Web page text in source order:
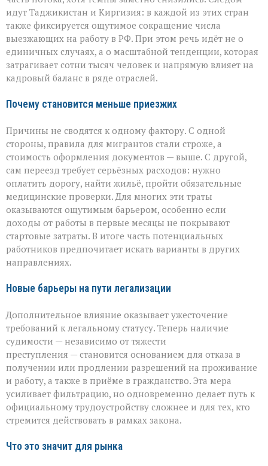
идут Таджикистан и Киргизия: в каждой из этих стран
также фиксируется ощутимое сокращение числа
выезжающих на работу в РФ. При этом речь идёт не о
единичных случаях, а о масштабной тенденции, которая
затрагивает сотни тысяч человек и напрямую влияет на
кадровый баланс в ряде отраслей.
Почему становится меньше приезжих
Причины не сводятся к одному фактору. С одной
стороны, правила для мигрантов стали строже, а
стоимость оформления документов — выше. С другой,
сам переезд требует серьёзных расходов: нужно
оплатить дорогу, найти жильё, пройти обязательные
медицинские проверки. Для многих эти траты
оказываются ощутимым барьером, особенно если
доходы от работы в первые месяцы не покрывают
стартовые затраты. В итоге часть потенциальных
работников предпочитает искать варианты в других
направлениях.
Новые барьеры на пути легализации
Дополнительное влияние оказывает ужесточение
требований к легальному статусу. Теперь наличие
судимости — независимо от тяжести
преступления — становится основанием для отказа в
получении или продлении разрешений на проживание
и работу, а также в приёме в гражданство. Эта мера
усиливает фильтрацию, но одновременно делает путь к
официальному трудоустройству сложнее и для тех, кто
стремится действовать в рамках закона.
Что это значит для рынка